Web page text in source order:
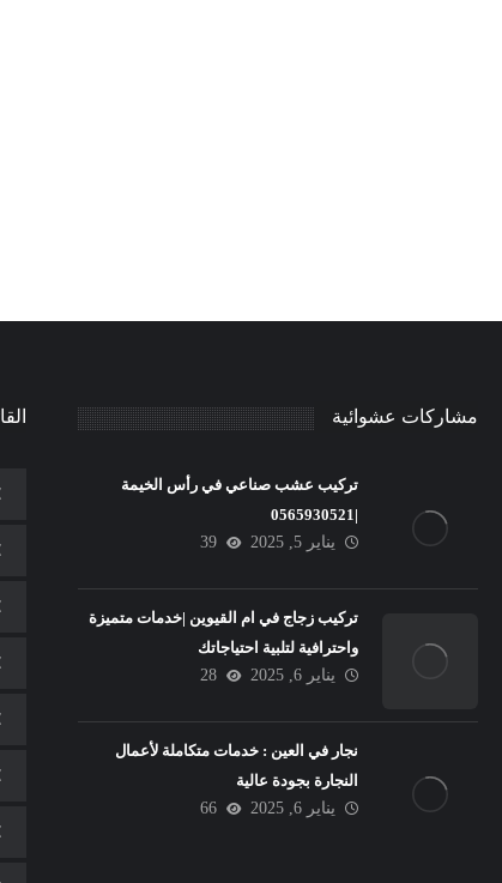
مشاركات عشوائية
تركيب عشب صناعي في رأس الخيمة
|0565930521
يناير 5, 2025
39
تركيب زجاج في ام القيوين |خدمات متميزة
واحترافية لتلبية احتياجاتك
يناير 6, 2025
28
نجار في العين : خدمات متكاملة لأعمال
النجارة بجودة عالية
يناير 6, 2025
66